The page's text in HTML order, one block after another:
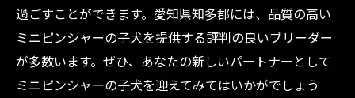
過ごすことができます。愛知県知多郡には、品質の高い
ミニピンシャーの子犬を提供する評判の良いブリーダー
が多数います。ぜひ、あなたの新しいパートナーとして
ミニピンシャーの子犬を迎えてみてはいかがでしょう